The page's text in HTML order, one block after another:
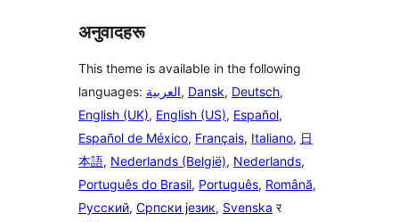
अनुवादहरू
This theme is available in the following
languages: العربية, Dansk, Deutsch,
English (UK), English (US), Español,
Español de México, Français, Italiano, 日
本語, Nederlands (België), Nederlands,
Português do Brasil, Português, Română,
Русский, Српски језик, Svenska र